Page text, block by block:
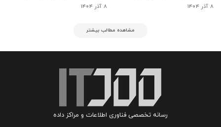
۸ آذر ۱۴۰۴ ۸ آذر ۱۴۰۴
مشاهده مطالب بیشتر
رسانه تخصصی فناوری اطلاعات و مراکز داده